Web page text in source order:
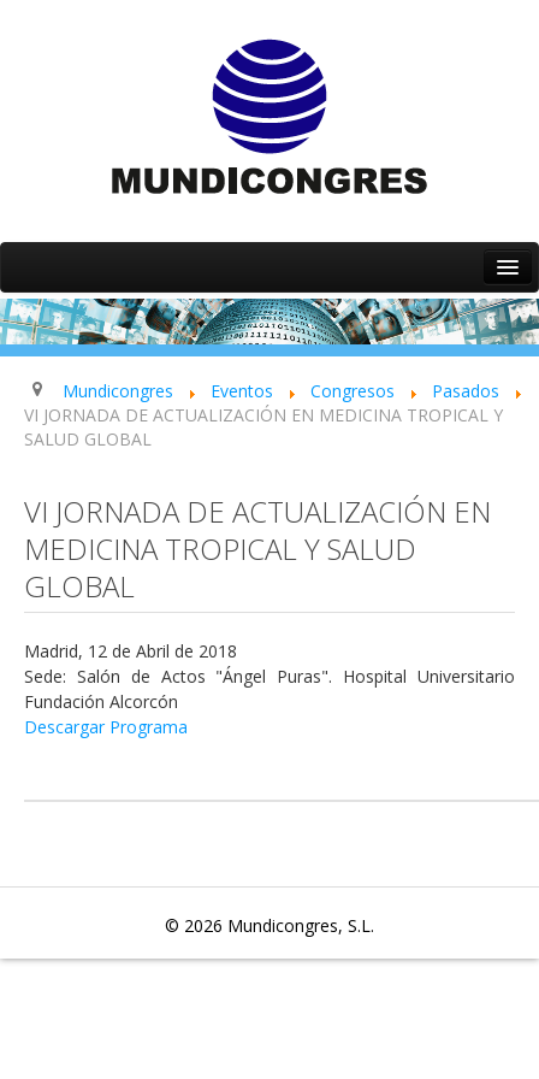
Inicio
Quiénes somos
Servicios
Eventos
Mundicongres Eventos Congresos
Pasados
VI JORNADA DE ACTUALIZACIÓN EN MEDICINA TROPICAL Y
SALUD GLOBAL
VI JORNADA DE ACTUALIZACIÓN EN
MEDICINA TROPICAL Y SALUD
GLOBAL
Madrid, 12 de Abril de 2018
Sede: Salón de Actos "Ángel Puras". Hospital Universitario
Fundación Alcorcón
Descargar Programa
© 2026 Mundicongres, S.L.